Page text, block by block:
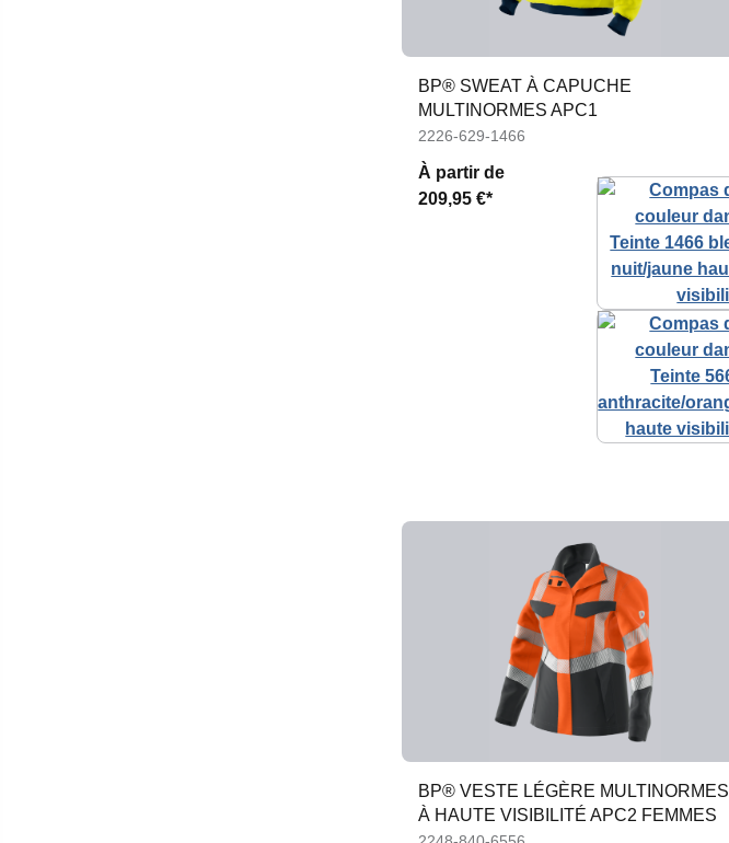
BP® SWEAT À CAPUCHE
MULTINORMES APC1
2226-629-1466
À partir de
209,95 €*
BP® VESTE LÉGÈRE MULTINORMES
À HAUTE VISIBILITÉ APC2 FEMMES